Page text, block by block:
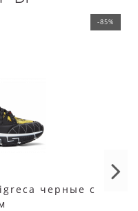
-85%
черные с